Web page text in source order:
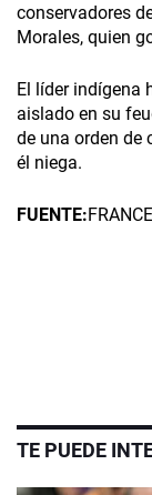
conservadores
Morales, quien
El líder indígena
aislado en su
de una orden de
él niega.
FUENTE:
TE PUEDE